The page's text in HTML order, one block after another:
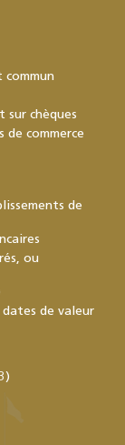
commun
sur chèques
de commerce
de
ou
de valeur